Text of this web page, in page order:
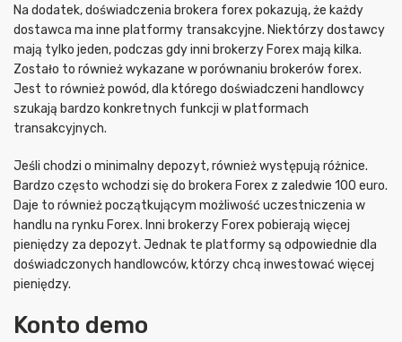
Na dodatek, doświadczenia brokera forex pokazują, że każdy
dostawca ma inne platformy transakcyjne. Niektórzy dostawcy
mają tylko jeden, podczas gdy inni brokerzy Forex mają kilka.
Zostało to również wykazane w porównaniu brokerów forex.
Jest to również powód, dla którego doświadczeni handlowcy
szukają bardzo konkretnych funkcji w platformach
transakcyjnych.
Jeśli chodzi o minimalny depozyt, również występują różnice.
Bardzo często wchodzi się do brokera Forex z zaledwie 100 euro.
Daje to również początkującym możliwość uczestniczenia w
handlu na rynku Forex. Inni brokerzy Forex pobierają więcej
pieniędzy za depozyt. Jednak te platformy są odpowiednie dla
doświadczonych handlowców, którzy chcą inwestować więcej
pieniędzy.
Konto demo